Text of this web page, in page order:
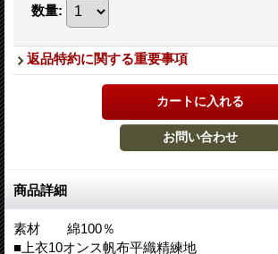
数量:
返品特約に関する重要事項
商品詳細
素材 綿100％
■上衣10オンス帆布平織精練地